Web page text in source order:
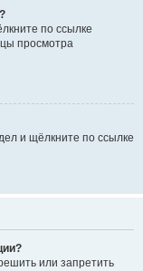
по ссылке
просмотра
и щёлкните по ссылке
или запретить